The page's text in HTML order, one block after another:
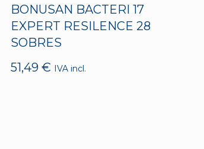
BONUSAN BACTERI 17
EXPERT RESILENCE 28
SOBRES
51,49 € IVA incl.